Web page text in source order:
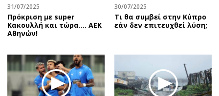
31/07/2025
Πρόκριση με super
Κακουλλή και τώρα.... ΑΕΚ
Αθηνών!
30/07/2025
Τι θα συμβεί στην Κύπρο
εάν δεν επιτευχθεί λύση;